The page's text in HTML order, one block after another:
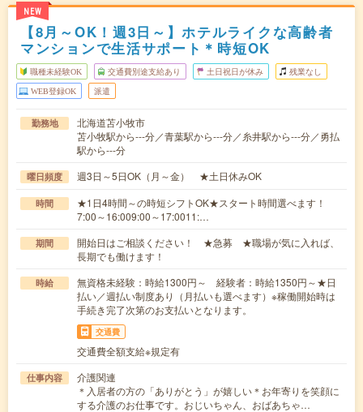
NEW
【8月～OK！週3日～】ホテルライクな高齢者
マンションで生活サポート＊時短OK
職種未経験OK 交通費別途支給あり 土日祝日が休み 残業なし
WEB登録OK 派遣
勤務地
北海道苫小牧市
苫小牧駅から---分／青葉駅から---分／糸井駅から---分／勇払
駅から---分
曜日頻度 週3日～5日OK（月～金） ★土日休みOK
時間
★1日4時間～の時短シフトOK★スタート時間選べます！
7:00～16:009:00～17:0011:…
期間
開始日はご相談ください！ ★急募 ★職場が気に入れば、
長期でも働けます！
時給
無資格未経験：時給1300円～ 経験者：時給1350円～★日
払い／週払い制度あり（月払いも選べます）※稼働開始時は
手続き完了次第のお支払いとなります。
交通費
交通費全額支給※規定有
仕事内容
介護関連
＊入居者の方の「ありがとう」が嬉しい＊お年寄りを笑顔に
する介護のお仕事です。おじいちゃん、おばあちゃ…